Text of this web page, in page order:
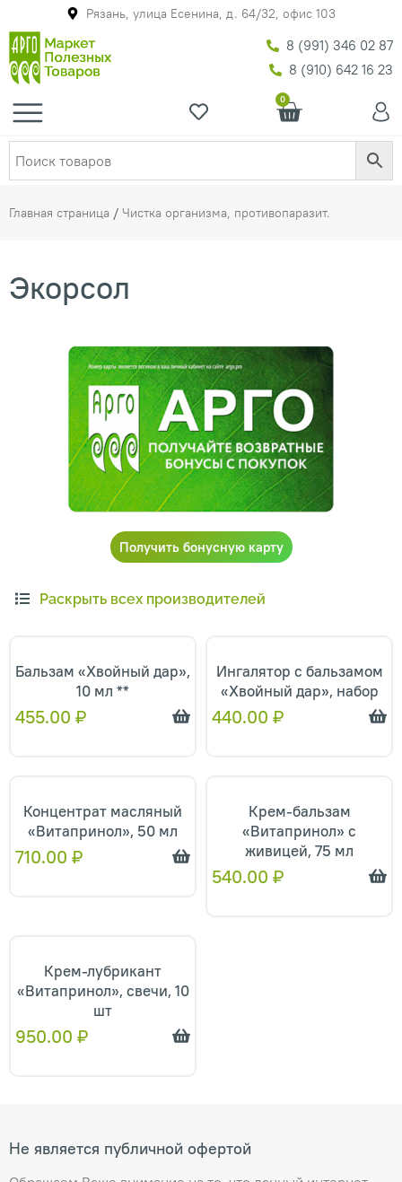
Рязань, улица Есенина, д. 64/32, офис 103
8 (991) 346 02 87
8 (910) 642 16 23
0
Главная страница / Чистка организма, противопаразит.
Экорсол
Получить бонусную карту
Раскрыть всех производителей
Бальзам «Хвойный дар»,
10 мл **
455.00 ₽
Ингалятор с бальзамом
«Хвойный дар», набор
440.00 ₽
Концентрат масляный
«Витапринол», 50 мл
710.00 ₽
Крем-бальзам
«Витапринол» с
живицей, 75 мл
540.00 ₽
Крем-лубрикант
«Витапринол», свечи, 10
шт
950.00 ₽
Не является публичной офертой